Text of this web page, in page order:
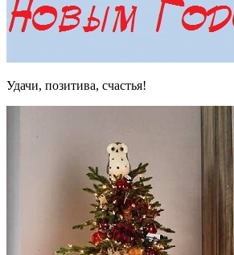
Удачи, позитива, счастья!